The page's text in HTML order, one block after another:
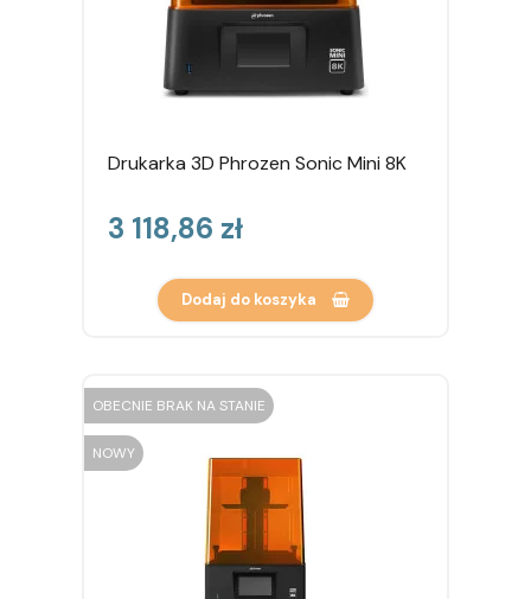
Drukarka 3D Phrozen Sonic Mini 8K
Cena
3 118,86 zł
Dodaj do koszyka
OBECNIE BRAK NA STANIE
NOWY